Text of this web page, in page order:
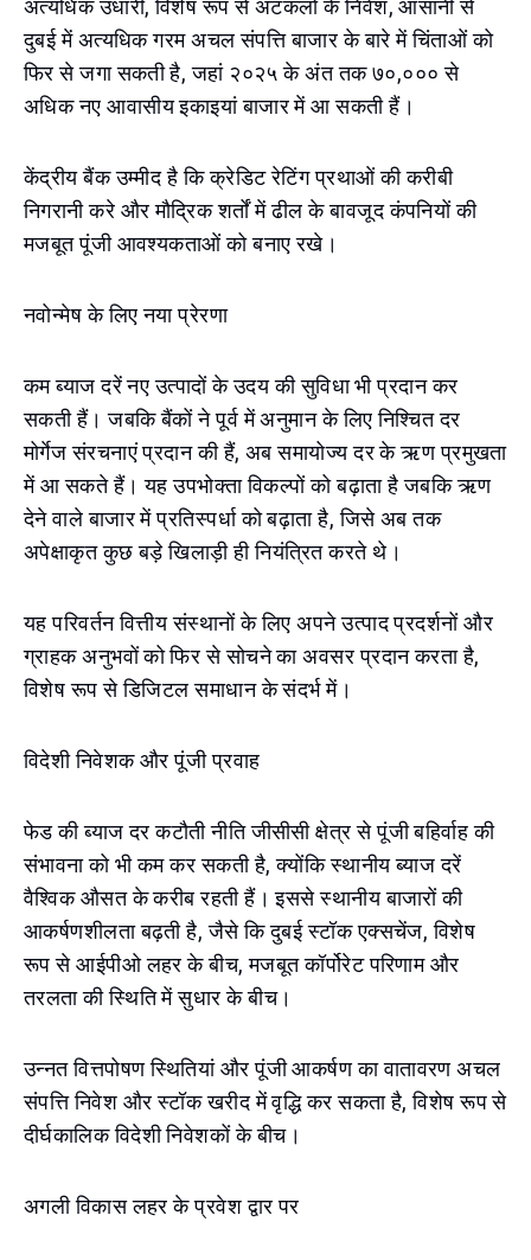
अत्यधिक उधारी, विशेष रूप से अटकलों के निवेश, आसानी से
दुबई में अत्यधिक गरम अचल संपत्ति बाजार के बारे में चिंताओं को
फिर से जगा सकती है, जहां २०२५ के अंत तक ७०,००० से
अधिक नए आवासीय इकाइयां बाजार में आ सकती हैं।
केंद्रीय बैंक उम्मीद है कि क्रेडिट रेटिंग प्रथाओं की करीबी
निगरानी करे और मौद्रिक शर्तों में ढील के बावजूद कंपनियों की
मजबूत पूंजी आवश्यकताओं को बनाए रखे।
नवोन्मेष के लिए नया प्रेरणा
कम ब्याज दरें नए उत्पादों के उदय की सुविधा भी प्रदान कर
सकती हैं। जबकि बैंकों ने पूर्व में अनुमान के लिए निश्चित दर
मोर्गेज संरचनाएं प्रदान की हैं, अब समायोज्य दर के ऋण प्रमुखता
में आ सकते हैं। यह उपभोक्ता विकल्पों को बढ़ाता है जबकि ऋण
देने वाले बाजार में प्रतिस्पर्धा को बढ़ाता है, जिसे अब तक
अपेक्षाकृत कुछ बड़े खिलाड़ी ही नियंत्रित करते थे।
यह परिवर्तन वित्तीय संस्थानों के लिए अपने उत्पाद प्रदर्शनों और
ग्राहक अनुभवों को फिर से सोचने का अवसर प्रदान करता है,
विशेष रूप से डिजिटल समाधान के संदर्भ में।
विदेशी निवेशक और पूंजी प्रवाह
फेड की ब्याज दर कटौती नीति जीसीसी क्षेत्र से पूंजी बहिर्वाह की
संभावना को भी कम कर सकती है, क्योंकि स्थानीय ब्याज दरें
वैश्विक औसत के करीब रहती हैं। इससे स्थानीय बाजारों की
आकर्षणशीलता बढ़ती है, जैसे कि दुबई स्टॉक एक्सचेंज, विशेष
रूप से आईपीओ लहर के बीच, मजबूत कॉर्पोरेट परिणाम और
तरलता की स्थिति में सुधार के बीच।
उन्नत वित्तपोषण स्थितियां और पूंजी आकर्षण का वातावरण अचल
संपत्ति निवेश और स्टॉक खरीद में वृद्धि कर सकता है, विशेष रूप से
दीर्घकालिक विदेशी निवेशकों के बीच।
अगली विकास लहर के प्रवेश द्वार पर